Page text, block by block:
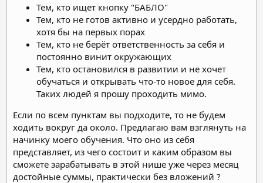
Тем, кто ищет кнопку "БАБЛО"
Тем, кто не готов активно и усердно работать,
хотя бы на первых порах
Тем, кто не берёт ответственность за себя и
постоянно винит окружающих
Тем, кто остановился в развитии и не хочет
обучаться и открывать что-то новое для себя.
Таких людей я прошу проходить мимо.
Если по всем пунктам вы подходите, то не будем
ходить вокруг да около. Предлагаю вам взглянуть на
начинку моего обучения. Что оно из себя
представляет, из чего состоит и каким образом вы
сможете зарабатывать в этой нише уже через месяц
достойные суммы, практически без вложений ?